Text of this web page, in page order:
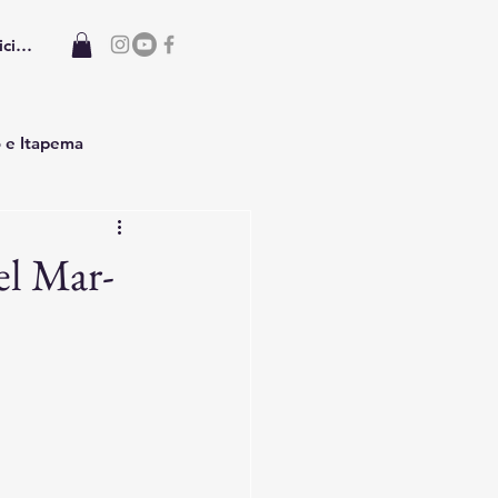
sesión
e Itapema
Mar-